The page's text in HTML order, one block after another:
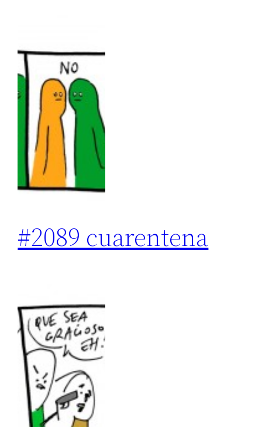
#2089 cuarentena